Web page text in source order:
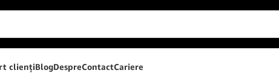
clienţiBlogDespreContactCariere